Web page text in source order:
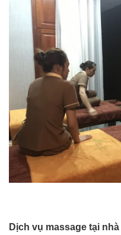
Dịch vụ massage tại nhà